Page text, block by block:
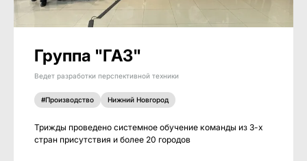
Группа "ГАЗ"
Ведет разработки перспективной техники
#Производство Нижний Новгород
Трижды проведено системное обучение команды из 3-х
стран присутствия и более 20 городов